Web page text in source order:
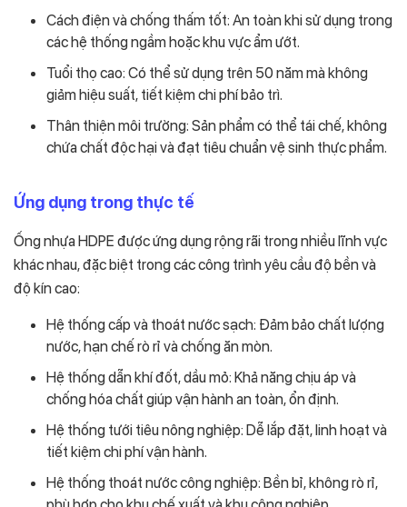
Cách điện và chống thấm tốt: An toàn khi sử dụng trong
các hệ thống ngầm hoặc khu vực ẩm ướt.
Tuổi thọ cao: Có thể sử dụng trên 50 năm mà không
giảm hiệu suất, tiết kiệm chi phí bảo trì.
Thân thiện môi trường: Sản phẩm có thể tái chế, không
chứa chất độc hại và đạt tiêu chuẩn vệ sinh thực phẩm.
Ứng dụng trong thực tế
Ống nhựa HDPE được ứng dụng rộng rãi trong nhiều lĩnh vực
khác nhau, đặc biệt trong các công trình yêu cầu độ bền và
độ kín cao:
Hệ thống cấp và thoát nước sạch: Đảm bảo chất lượng
nước, hạn chế rò rỉ và chống ăn mòn.
Hệ thống dẫn khí đốt, dầu mỏ: Khả năng chịu áp và
chống hóa chất giúp vận hành an toàn, ổn định.
Hệ thống tưới tiêu nông nghiệp: Dễ lắp đặt, linh hoạt và
tiết kiệm chi phí vận hành.
Hệ thống thoát nước công nghiệp: Bền bỉ, không rò rỉ,